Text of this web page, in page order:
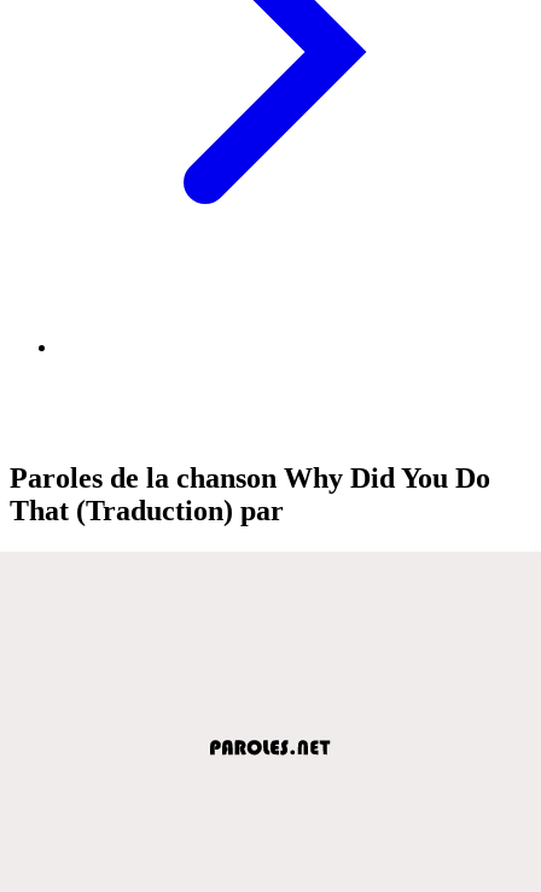
Paroles de la chanson Why Did You Do
That (Traduction) par